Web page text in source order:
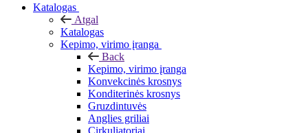
Katalogas
Atgal
Katalogas
Kepimo, virimo įranga
Back
Kepimo, virimo įranga
Konvekcinės krosnys
Konditerinės krosnys
Gruzdintuvės
Anglies griliai
Cirkuliatoriai